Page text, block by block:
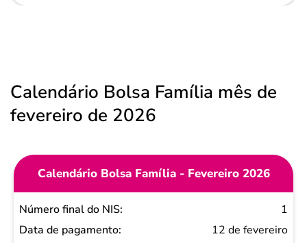
Calendário Bolsa Família mês de
fevereiro de 2026
Calendário Bolsa Família - Fevereiro 2026
Número
final do
1
12 de fevereiro